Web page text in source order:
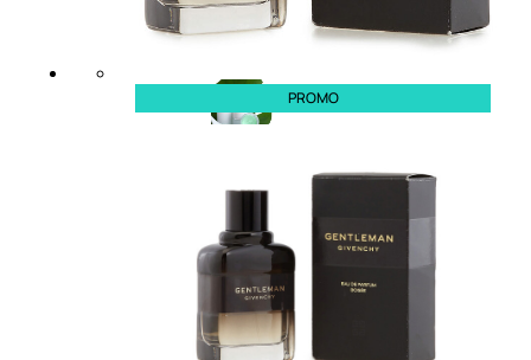
Detergenza
Bagno Nature
nature
Viso/Labbra/Occhi
PROMO